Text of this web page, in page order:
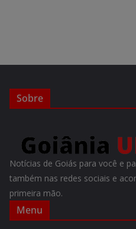
Sobre
Notícias de Goiás para você e
também nas redes sociais e
primeira mão.
Menu